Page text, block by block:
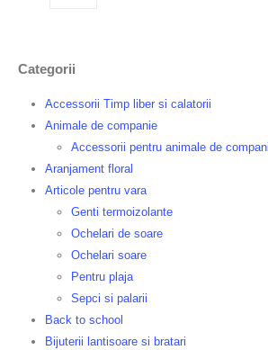
Categorii
Accessorii Timp liber si calatorii
Animale de companie
Accessorii pentru animale de
Aranjament floral
Articole pentru vara
Genti termoizolante
Ochelari de soare
Ochelari soare
Pentru plaja
Sepci si palarii
Back to school
Bijuterii lantisoare si bratari